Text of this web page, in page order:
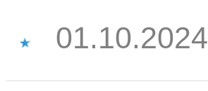
01.10.2024